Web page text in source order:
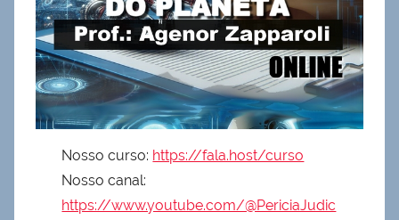
Nosso curso: https://fala.host/curso
Nosso canal:
https://www.youtube.com/@PericiaJudic